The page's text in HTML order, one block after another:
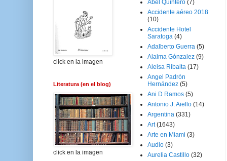
click en la imagen
Literatura (en el blog)
click en la imagen
Abel Quintero (7)
Accidente aéreo 2018
(10)
Accidente Hotel
Saratoga (4)
Adalberto Guerra (5)
Alaima Gónzalez (9)
Aleisa Ribalta (17)
Angel Padrón
Hernández (5)
Ani D Ramos (5)
Antonio J. Aiello (14)
Argentina (331)
Art (1643)
Arte en Miami (3)
Audio (3)
Aurelia Castillo (32)